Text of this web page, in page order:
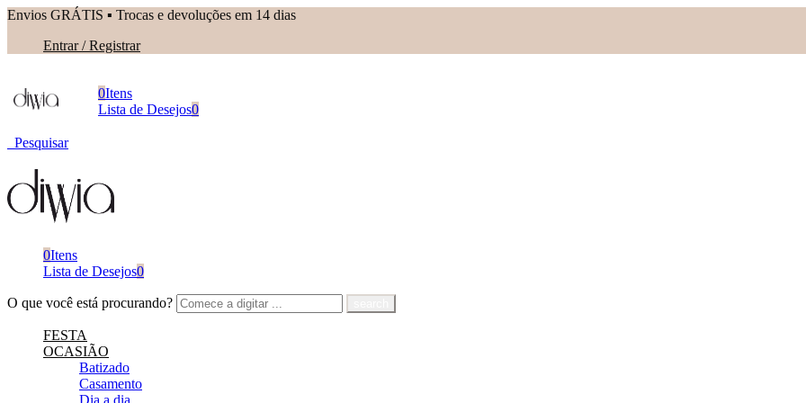
Envios GRÁTIS ▪︎ Trocas e devoluções em 14 dias
Entrar / Registrar
0Itens
Lista de Desejos0
Pesquisar
0Itens
Lista de Desejos0
O que você está procurando?
FESTA
OCASIÃO
Batizado
Casamento